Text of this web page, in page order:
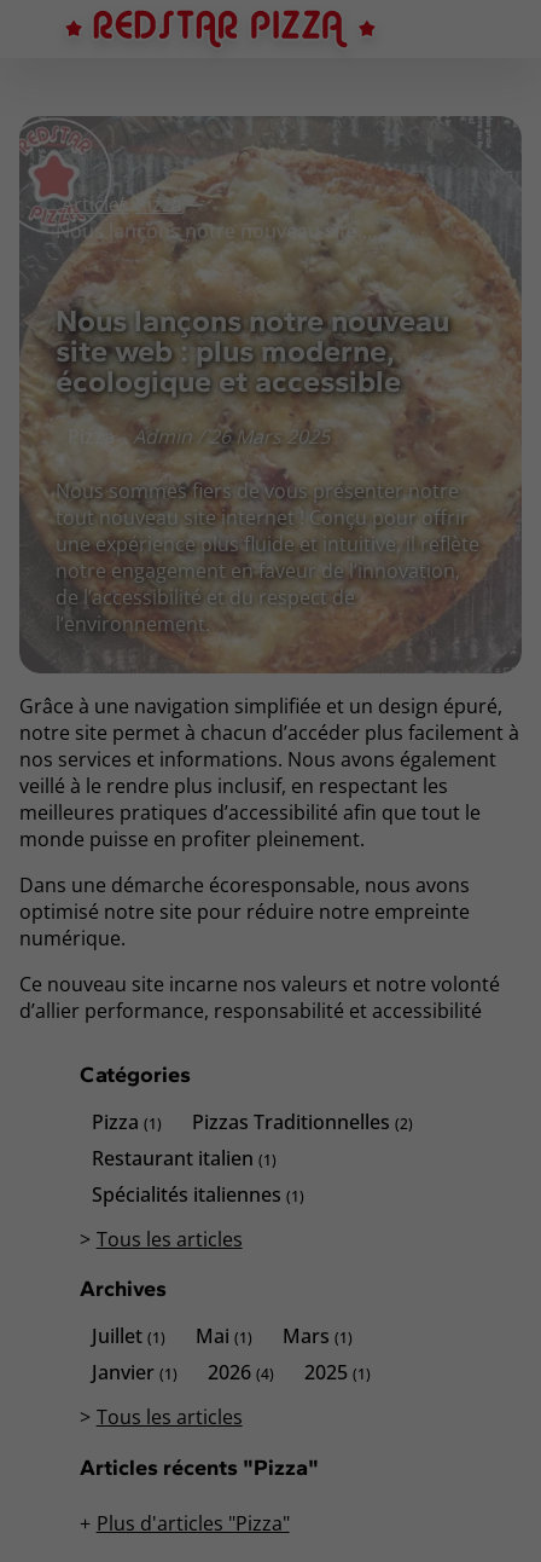
Catégories
Pizza (1) Pizzas Traditionnelles(2)
Restaurant italien (1)
Spécialités italiennes (1)
Tous les articles
Archives
Juillet (1) Mai(1) Mars(1)
Janvier (1) 2026(4) 2025(1)
Tous les articles
Articles récents "Pizza"
Plus d'articles "Pizza"
Articles
Pizza
Nous lançons notre nouveau site web : plus moderne, écologique et accessible
Nous lançons notre nouveau
site web : plus moderne,
écologique et accessible
Pizza Admin / 26 Mars 2025
Nous sommes fiers de vous présenter notre
tout nouveau site internet ! Conçu pour offrir
une expérience plus fluide et intuitive, il reflète
notre engagement en faveur de l’innovation,
de l’accessibilité et du respect de
l’environnement.
Grâce à une navigation simplifiée et un design épuré,
notre site permet à chacun d’accéder plus facilement à
nos services et informations. Nous avons également
veillé à le rendre plus inclusif, en respectant les
meilleures pratiques d’accessibilité afin que tout le
monde puisse en profiter pleinement.
Dans une démarche écoresponsable, nous avons
optimisé notre site pour réduire notre empreinte
numérique.
Ce nouveau site incarne nos valeurs et notre volonté
d’allier performance, responsabilité et accessibilité